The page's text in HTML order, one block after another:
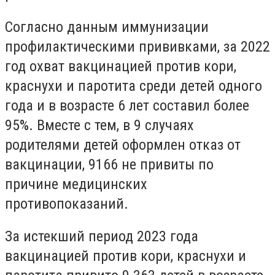
Согласно данным иммунизации
профилактическими прививками, за 2022
год охват вакцинацией против кори,
краснухи и паротита среди детей одного
года и в возрасте 6 лет составил более
95%. Вместе с тем, в 9 случаях
родителями детей оформлен отказ от
вакцинации, 9166 не привиты по
причине медицинских
противопоказаний.
За истекший период 2023 года
вакцинацией против кори, краснухи и